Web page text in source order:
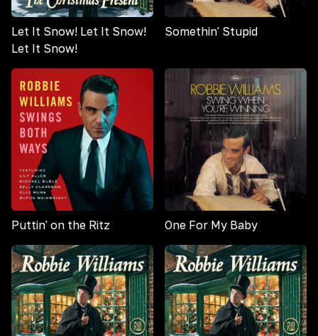
Let It Snow! Let It Snow!
Let It Snow!
Somethin' Stupid
Puttin' on the Ritz One For My Baby